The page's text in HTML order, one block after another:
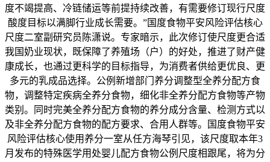
度不竭提高、冷链储运等前提持续改善，有需要修订现行尺度
酸度目标以满脚行业成长需要。”国度食物平安风险评估核心
尺度二室副研究员陈潇说。专家暗示，此次修订使尺度更合适
我国奶业现状，既保障了养殖场（户）的好处，推进了财产健
康成长，也通过更科学的目标指导，为消费者供给更优良、更
多元的乳成品选择。公例新增部门养分调整型全养分配方食
物，调整特定疾病全养分食物，细化非全养分配方食物等产物
类别。同时完美全养分配方食物的养分成分含量、检测方式以
及非全养分配方食物的配方要求、合用人群等。国度食物平安
风险评估核心使用养分一室从任方海琴引见，该尺度取本年3
月发布的特殊医学用处婴儿配方食物公例尺度相跟尾，将为分